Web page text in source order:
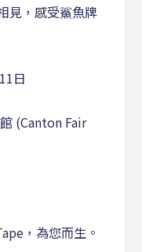
見，感受鯊魚牌
日
(Canton Fair
，為您而生。